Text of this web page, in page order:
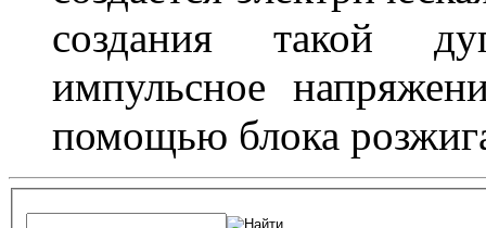
создания такой
импульсное
помощью блока